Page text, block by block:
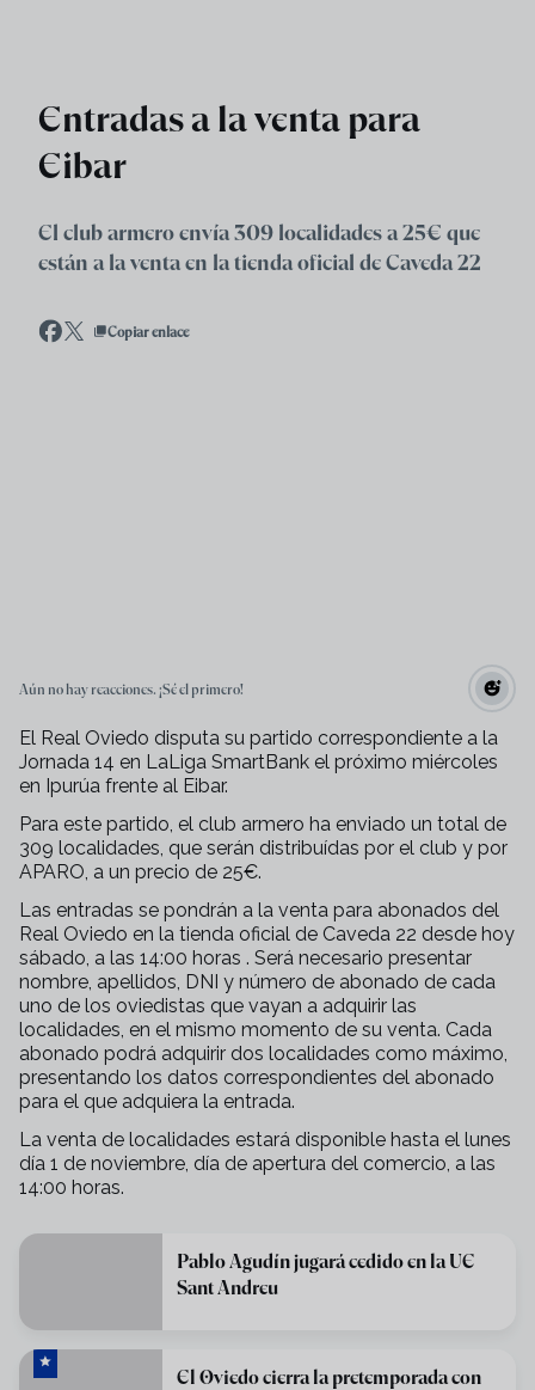
Entradas a la venta para
Eibar
El club armero envía 309 localidades a 25€ que
están a la venta en la tienda oficial de Caveda 22
Copiar enlace
Aún no hay reacciones. ¡Sé el primero!
El Real Oviedo disputa su partido correspondiente a la
Jornada 14 en LaLiga SmartBank el próximo miércoles
en Ipurúa frente al Eibar.
Para este partido, el club armero ha enviado un total de
309 localidades, que serán distribuídas por el club y por
APARO, a un precio de 25€.
Las entradas se pondrán a la venta para abonados del
Real Oviedo en la tienda oficial de Caveda 22 desde hoy
sábado, a las 14:00 horas . Será necesario presentar
nombre, apellidos, DNI y número de abonado de cada
uno de los oviedistas que vayan a adquirir las
localidades, en el mismo momento de su venta. Cada
abonado podrá adquirir dos localidades como máximo,
presentando los datos correspondientes del abonado
para el que adquiera la entrada.
La venta de localidades estará disponible hasta el lunes
día 1 de noviembre, día de apertura del comercio, a las
14:00 horas.
Pablo Agudín jugará cedido en la UE
Sant Andreu
El Oviedo cierra la pretemporada con